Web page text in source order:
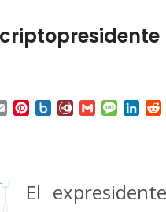
Email Pinterest
Box.netDiary.RuGmail
El